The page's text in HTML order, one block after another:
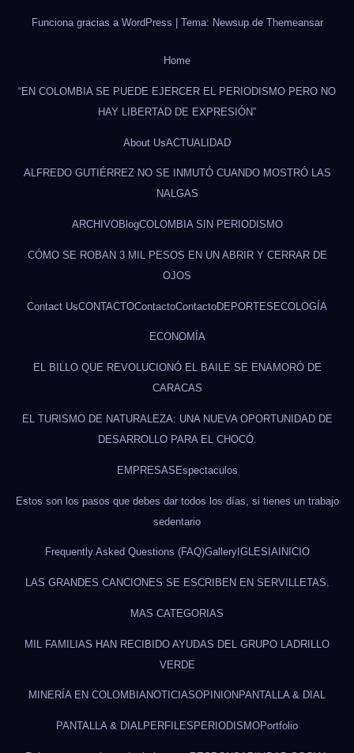
Funciona gracias a WordPress | Tema: Newsup de Themeansar
Home
“EN COLOMBIA SE PUEDE EJERCER EL PERIODISMO PERO NO
HAY LIBERTAD DE EXPRESIÓN”
About UsACTUALIDAD
ALFREDO GUTIÉRREZ NO SE INMUTÓ CUANDO MOSTRÓ LAS
NALGAS
ARCHIVOBlogCOLOMBIA SIN PERIODISMO
CÓMO SE ROBAN 3 MIL PESOS EN UN ABRIR Y CERRAR DE
OJOS
Contact UsCONTACTOContactoContactoDEPORTESECOLOGÍA
ECONOMÍA
EL BILLO QUE REVOLUCIONÓ EL BAILE SE ENAMORÓ DE
CARACAS
EL TURISMO DE NATURALEZA: UNA NUEVA OPORTUNIDAD DE
DESARROLLO PARA EL CHOCÓ.
EMPRESAS Espectaculos
Estos son los pasos que debes dar todos los días, si tienes un trabajo
sedentario
Frequently Asked Questions (FAQ)GalleryIGLESIAINICIO
LAS GRANDES CANCIONES SE ESCRIBEN EN SERVILLETAS.
MAS CATEGORIAS
MIL FAMILIAS HAN RECIBIDO AYUDAS DEL GRUPO LADRILLO
VERDE
MINERÍA EN COLOMBIANOTICIASOPINION PANTALLA & DIAL
PANTALLA & DIALPERFILES PERIODISMOPortfolio